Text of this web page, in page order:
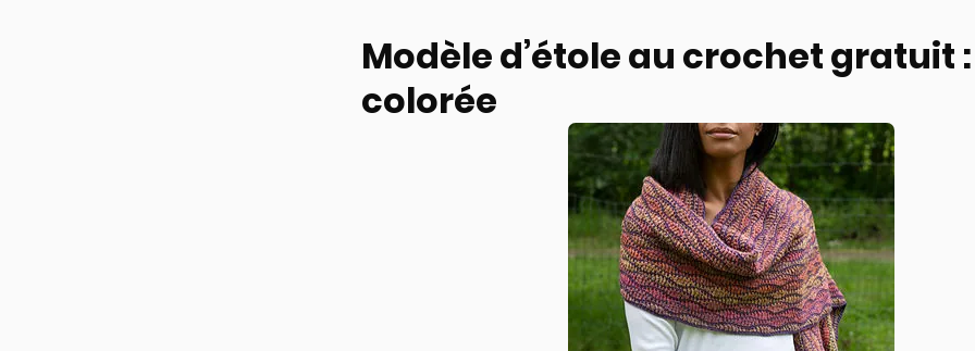
Modèle d’étole au crochet gratuit
colorée